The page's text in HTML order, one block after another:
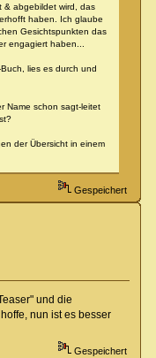
& abgebildet wird, das
haben. Ich glaube
Gesichtspunkten das
engagiert haben...
lies es durch und
Name schon sagt-leitet
der Übersicht in einem
Gespeichert
und die
nun ist es besser
Gespeichert